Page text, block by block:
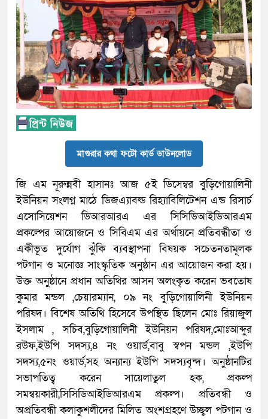
মাগুরার কথা ফটো কার্ড ডাউনলোড
জি এম নূরুন্নবী হাসানঃ আজ ৫ই ডিসেম্বর বুড়িগোয়ালিনী
ইউনিয়ন সংলগ্ন মাঠে ডিজএ্যাবল্ড রিহ্যাবিলিটেশন এন্ড রিসার্চ
এসোসিয়েশন ডিআরআরএ এর সিসিডিআইডিআরএম
প্রকল্পের আয়োজনে ও সিবিএম এর অর্থায়নে প্রতিবন্ধীতা ও
একীভূত দুর্যোগ ঝুঁকি ব্যবস্থাপনা বিষয়ক সচেতনতামূলক
পটগান ও মনোজ্ঞ সাংস্কৃতিক অনুষ্ঠান এর আয়োজন করা হয়।
উক্ত অনুষ্ঠানে প্রধান অতিথির আসন অলংকৃত করেন ভবতোষ
কুমার মন্ডল ,চেয়ারম্যান, ০৯ নং বুড়িগোয়ালিনী ইউনিয়ন
পরিষদ। বিশেষ অতিথি হিসেবে উপস্থিত ছিলেন মোঃ রিয়াজুল
ইসলাম , সচিব,বুড়িগোয়ালিনী ইউনিয়ন পরিষদ,মোঃআব্দুর
রউফ,ইউপি সদস্য,৪ নং ওয়ার্ড,বাবু স্বপন মন্ডল ,ইউপি
সদস্য,৫নং ওয়ার্ড,সহ অন্যান্য ইউপি সদস্যবৃন্দ। অনুষ্ঠানটির
সভাপতিত্ব করেন সায়েলাতুল হক, প্রকল্প
সমন্বয়কারী,সিসিডিআইডিআরএম প্রকল্প। প্রতিবন্ধী ও
অপ্রতিবন্ধী কলাকুশলীদের মিলিত অংশগ্রহণে উচ্ছ্বল পটগান ও